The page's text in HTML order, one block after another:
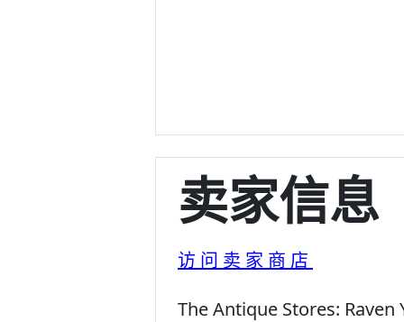
卖家信息
访问卖家商店
The Antique Stores: Raven